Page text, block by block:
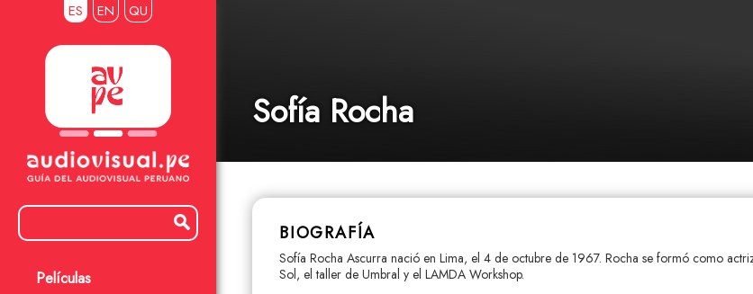
ES EN QU
Películas
Sofía Rocha
BIOGRAFÍA
Sofía Rocha Ascurra nació en Lima, el 4 de octubre de 1967. Rocha se formó como
Sol, el taller de Umbral y el LAMDA Workshop.